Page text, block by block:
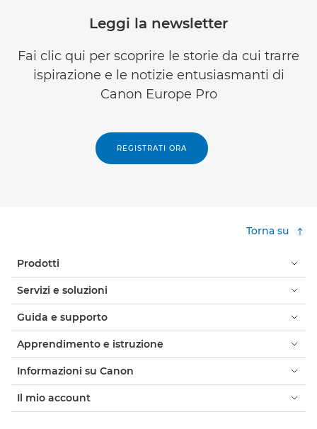
Leggi la newsletter
Fai clic qui per scoprire le storie da cui trarre
ispirazione e le notizie entusiasmanti di
Canon Europe Pro
REGISTRATI ORA
Torna su
Prodotti
Servizi e soluzioni
Guida e supporto
Apprendimento e istruzione
Informazioni su Canon
Il mio account